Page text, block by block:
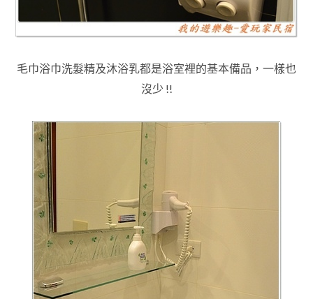
毛巾浴巾洗髮精及沐浴乳都是浴室裡的基本備品 ，一樣也
沒少 !!